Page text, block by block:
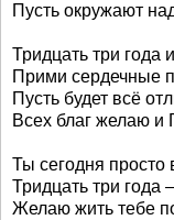
Пусть окружают
Тридцать три года
Прими сердечные
Пусть будет всё
Всех благ желаю и
Ты сегодня просто
Тридцать три года
Желаю жить тебе